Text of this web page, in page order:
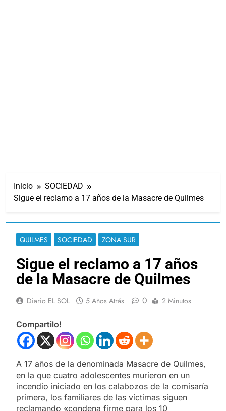
Inicio
SOCIEDAD
Sigue el reclamo a 17 años de la Masacre de Quilmes
QUILMES SOCIEDAD ZONA SUR
Sigue el reclamo a 17 años
de la Masacre de Quilmes
Diario EL SOL 5 Años Atrás 0 2 Minutos
Compartilo!
A 17 años de la denominada Masacre de Quilmes,
en la que cuatro adolescentes murieron en un
incendio iniciado en los calabozos de la comisaría
primera, los familiares de las víctimas siguen
reclamando «condena firme para los 10